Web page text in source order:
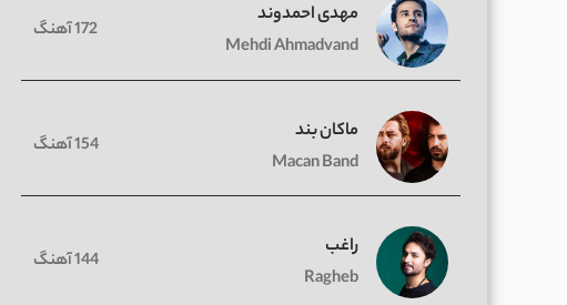
مهدی احمدوند
Mehdi Ahmadvand
172 آهنگ
ماکان بند
Macan Band
154 آهنگ
راغب
Ragheb
144 آهنگ